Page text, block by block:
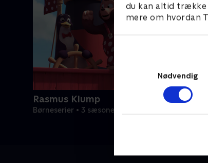
du kan altid trække
mere om hvordan
Nødvendig
Rasmus Klump
Børneserier • 3 sæsoner